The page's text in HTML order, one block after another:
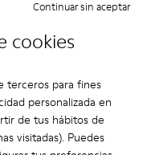
cookies
terceros para fines
personalizada en
de tus hábitos de
visitadas). Puedes
Continuar sin aceptar
piel blancas para niños.
- 80372-078 -
Bicho - 80372-088
Bicho -Bicho -